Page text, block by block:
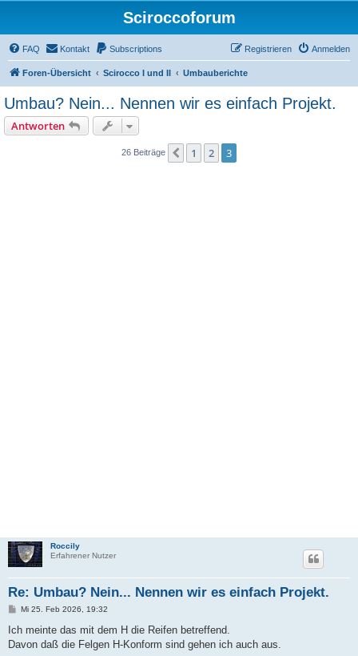
Sciroccoforum
FAQ Kontakt Subscriptions Anmelden
Registrieren
Foren-Übersicht Scirocco I und II Umbauberichte
Umbau? Nein... Nennen wir es einfach Projekt.
Antworten
26 Beiträge Vorherige
1 2 3
Roccily
Erfahrener Nutzer
Re: Umbau? Nein... Nennen wir es einfach Projekt.
B
i
r
Mi 25. Feb 2026, 19:32
Ich meinte das mit dem H die Reifen betreffend.
Davon daß die Felgen H-Konform sind gehen ich auch aus.